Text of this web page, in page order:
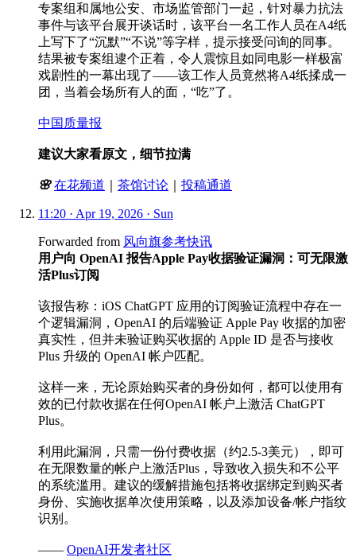
专案组和属地公安、市场监管部门一起，针对暴力抗法
事件与该平台展开谈话时，该平台一名工作人员在A4纸
上写下了“沉默”“不说”等字样，提示接受问询的同事。
结果被专案组逮个正着，令人震惊且如同电影一样极富
戏剧性的一幕出现了——该工作人员竟然将A4纸揉成一
团，当着会场所有人的面，“吃”了。
中国质量报
建议大家看原文，细节拉满
🌸 在花频道 茶馆讨论 投稿通道
11:20 · Apr 19, 2026 · Sun
Forwarded from 风向旗参考快讯
用户向 OpenAI 报告Apple Pay收据验证漏洞：可无限激
活Plus订阅
该报告称：iOS ChatGPT 应用的订阅验证流程中存在一
个逻辑漏洞，OpenAI 的后端验证 Apple Pay 收据的加密
真实性，但并未验证购买收据的 Apple ID 是否与接收
Plus 升级的 OpenAI 帐户匹配。
这样一来，无论原始购买者的身份如何，都可以使用有
效的已付款收据在任何OpenAI 帐户上激活 ChatGPT
Plus。
利用此漏洞，只需一份付费收据（约2.5-3美元），即可
在无限数量的帐户上激活Plus，导致收入损失和不公平
的系统滥用。建议的缓解措施包括将收据绑定到购买者
身份、实施收据单次使用策略，以及添加设备/帐户指纹
识别。
—— OpenAI开发者社区